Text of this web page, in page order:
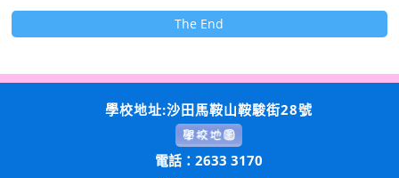
The End
學校地址:沙田馬鞍山鞍駿街28號
電話：2633 3170